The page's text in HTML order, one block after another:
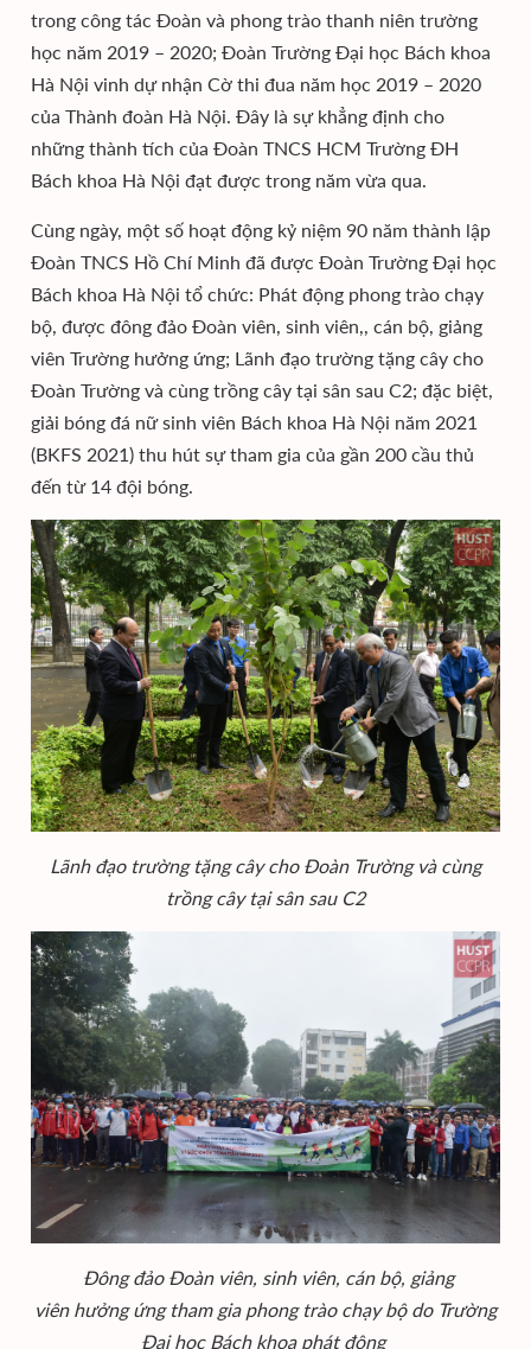
trong công tác Đoàn và phong trào thanh niên trường
học năm 2019 – 2020; Đoàn Trường Đại học Bách khoa
Hà Nội vinh dự nhận Cờ thi đua năm học 2019 – 2020
của Thành đoàn Hà Nội. Đây là sự khẳng định cho
những thành tích của Đoàn TNCS HCM Trường ĐH
Bách khoa Hà Nội đạt được trong năm vừa qua.
Cùng ngày, một số hoạt động kỷ niệm 90 năm thành lập
Đoàn TNCS Hồ Chí Minh đã được Đoàn Trường Đại học
Bách khoa Hà Nội tổ chức: Phát động phong trào chạy
bộ, được đông đảo Đoàn viên, sinh viên,, cán bộ, giảng
viên Trường hưởng ứng; Lãnh đạo trường tặng cây cho
Đoàn Trường và cùng trồng cây tại sân sau C2; đặc biệt,
giải bóng đá nữ sinh viên Bách khoa Hà Nội năm 2021
(BKFS 2021) thu hút sự tham gia của gần 200 cầu thủ
đến từ 14 đội bóng.
Lãnh đạo trường tặng cây cho Đoàn Trường và cùng
trồng cây tại sân sau C2
Đông đảo Đoàn viên, sinh viên, cán bộ, giảng
viên hưởng ứng tham gia phong trào chạy bộ do Trường
Đại học Bách khoa phát động